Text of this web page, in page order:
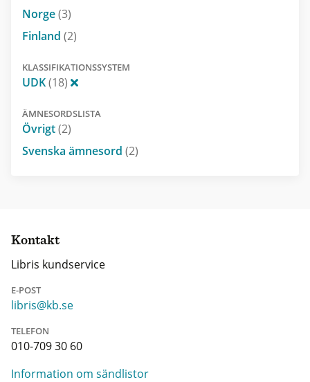
Norge(3)
Finland (2)
KLASSIFIKATIONSSYSTEM
UDK(18)
ÄMNESORDSLISTA
Övrigt(2)
Svenska ämnesord (2)
Kontakt
Libris kundservice
E-POST
libris@kb.se
TELEFON
010-709 30 60
Information om sändlistor